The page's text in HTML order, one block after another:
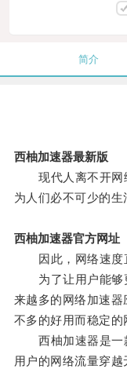
简介
西柚加速器最新版
现代人离不开网
为人们必不可少的生
西柚加速器官方网址
因此，网络速度直
为了让用户能够
来越多的网络加速
不多的好用而稳定的
西柚加速器是一
用户的网络流量穿